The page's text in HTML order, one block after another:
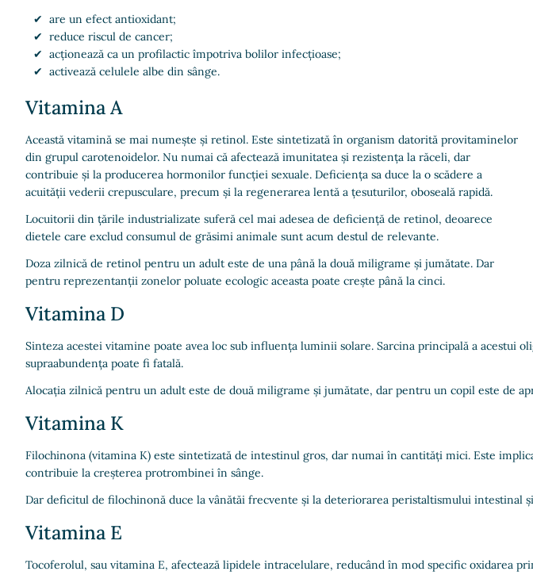
are un efect antioxidant;
reduce riscul de cancer;
acționează ca un profilactic împotriva bolilor infecțioase;
activează celulele albe din sânge.
Vitamina A
Această vitamină se mai numește și retinol. Este sintetizată în organism datorită provitaminelor
din grupul carotenoidelor. Nu numai că afectează imunitatea și rezistența la răceli, dar
contribuie și la producerea hormonilor funcției sexuale. Deficiența sa duce la o scădere a
acuității vederii crepusculare, precum și la regenerarea lentă a țesuturilor, oboseală rapidă.
Locuitorii din țările industrializate suferă cel mai adesea de deficiență de retinol, deoarece
dietele care exclud consumul de grăsimi animale sunt acum destul de relevante.
Doza zilnică de retinol pentru un adult este de una până la două miligrame și jumătate. Dar
pentru reprezentanții zonelor poluate ecologic aceasta poate crește până la cinci.
Vitamina D
Sinteza acestei vitamine poate avea loc sub influența luminii solare. Sarcina principală a acestui
supraabundența poate fi fatală.
Alocația zilnică pentru un adult este de două miligrame și jumătate, dar pentru un copil este de
Vitamina K
Filochinona (vitamina K) este sintetizată de intestinul gros, dar numai în cantități mici. Este
contribuie la creșterea protrombinei în sânge.
Dar deficitul de filochinonă duce la vânătăi frecvente și la deteriorarea peristaltismului intestinal
Vitamina E
Tocoferolul, sau vitamina E, afectează lipidele intracelulare, reducând în mod specific oxidarea